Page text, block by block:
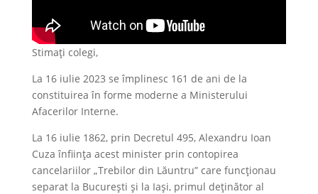
Stimați colegi,
La 16 iulie 2023 se împlinesc 161 de ani de la
constituirea în forme moderne a Ministerului
Afacerilor Interne.
La 16 iulie 1862, prin Decretul 495, Alexandru Ioan
Cuza înființa acest minister prin contopirea
cancelariilor „Trebilor din Lăuntru” care funcționau
separat la București și la Iași, primul deținător al